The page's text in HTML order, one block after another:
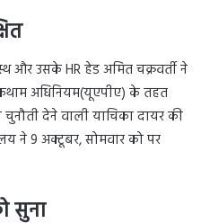
और उसके HR हेड अमित चक्रवर्ती ने
अधिनियम(यूएपीए) के तहत
चुनौती देने वाली याचिका दायर की
ने 9 अक्टूबर, सोमवार को पर
सुना